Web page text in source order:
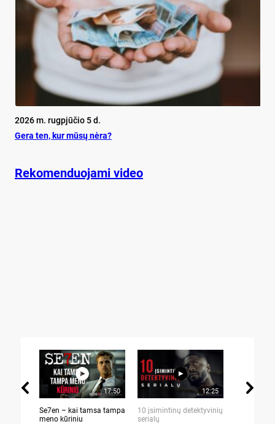
2026 m. rugpjūčio 5 d.
Ge­ra ten, kur mū­sų nė­ra?
Rekomenduojami video
17:50
Se7en – kai tamsa tampa
meno kūriniu
12:25
10 įsimintinų detektyvinių
serialų